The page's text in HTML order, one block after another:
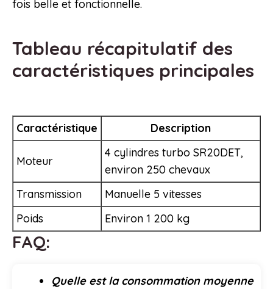
fois belle et fonctionnelle.
Tableau récapitulatif des
caractéristiques principales
Caractéristique Description
Moteur
4 cylindres turbo SR20DET,
environ 250 chevaux
Transmission
Manuelle 5 vitesses
Poids
Environ 1 200 kg
FAQ:
Quelle est la consommation moyenne